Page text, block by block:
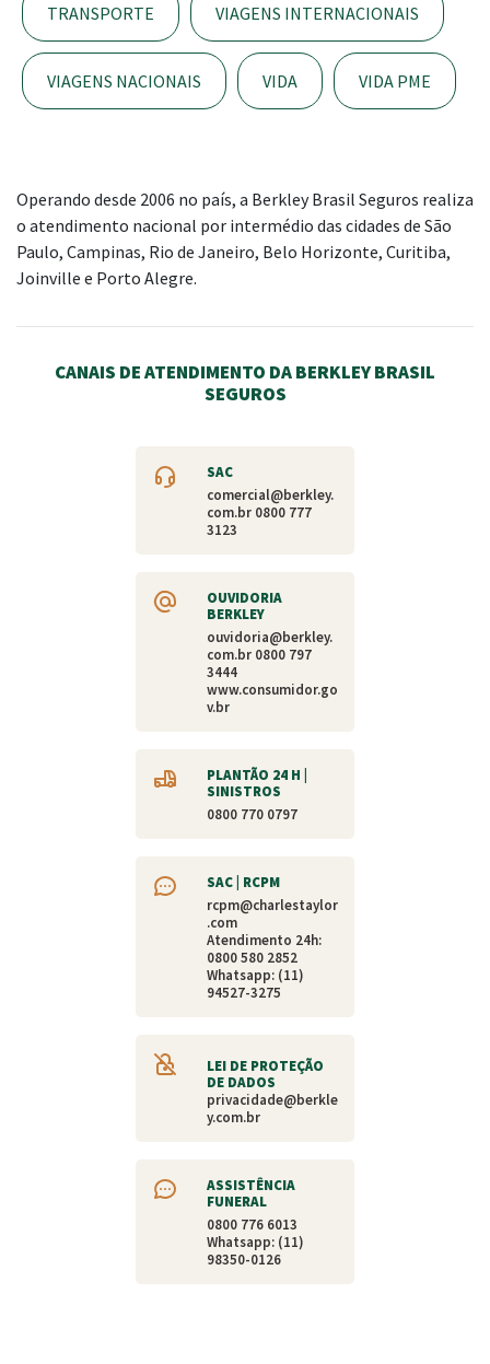
TRANSPORTE VIAGENS INTERNACIONAIS
VIAGENS NACIONAIS VIDA VIDA PME
Operando desde 2006 no país, a Berkley Brasil Seguros realiza
o atendimento nacional por intermédio das cidades de São
Paulo, Campinas, Rio de Janeiro, Belo Horizonte, Curitiba,
Joinville e Porto Alegre.
CANAIS DE ATENDIMENTO DA BERKLEY BRASIL
SEGUROS
SAC
comercial@berkley.
com.br 0800 777
3123
OUVIDORIA
BERKLEY
ouvidoria@berkley.
com.br 0800 797
3444
www.consumidor.go
v.br
PLANTÃO 24 H |
SINISTROS
0800 770 0797
SAC | RCPM
rcpm@charlestaylor
.com
Atendimento 24h:
0800 580 2852
Whatsapp: (11)
94527-3275
LEI DE PROTEÇÃO
DE DADOS
privacidade@berkle
y.com.br
ASSISTÊNCIA
FUNERAL
0800 776 6013
Whatsapp: (11)
98350-0126